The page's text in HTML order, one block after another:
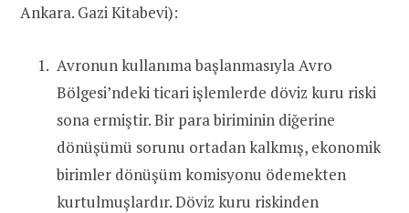
Ankara. Gazi Kitabevi):
Avronun kullanıma başlanmasıyla Avro
Bölgesi’ndeki ticari işlemlerde döviz kuru riski
sona ermiştir. Bir para biriminin diğerine
dönüşümü sorunu ortadan kalkmış, ekonomik
birimler dönüşüm komisyonu ödemekten
kurtulmuşlardır. Döviz kuru riskinden